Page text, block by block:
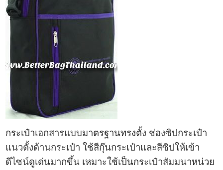
กระเป๋าเอกสารแบบมาตรฐานทรงตั้ง ช่องซิปกระเป๋า
แนวตั้งด้านกระเป๋า ใช้สีกุ๊นกระเป๋าและสีซิปให้เข้า
ดีไซน์ดูเด่นมากขึ้น เหมาะใช้เป็นกระเป๋าสัมมนาหน่วย